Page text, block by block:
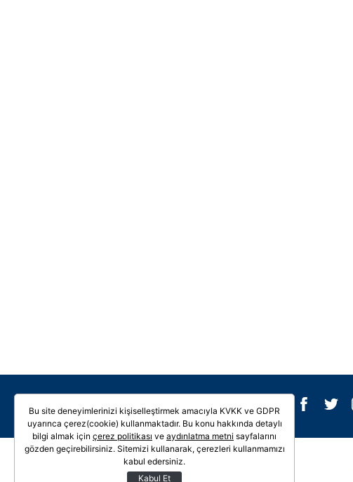
Galeri Video
Bu site deneyimlerinizi kişiselleştirmek amacıyla KVKK ve GDPR
uyarınca çerez(cookie) kullanmaktadır. Bu konu hakkında detaylı
bilgi almak için çerez politikası ve aydınlatma metni sayfalarını
gözden geçirebilirsiniz. Sitemizi kullanarak, çerezleri kullanmamızı
kabul edersiniz.
Kabul Et